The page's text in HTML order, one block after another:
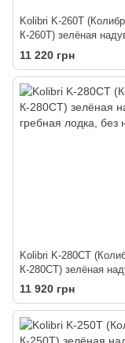
Kolibri K-260T
К-260Т) зелёная
гребная лодка, без
11 220 грн
Kolibri K-280CT
К-280СТ) зелёная
гребная лодка, без
11 920 грн